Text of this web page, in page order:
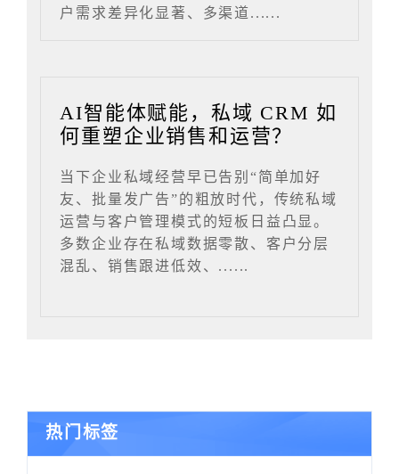
户需求差异化显著、多渠道......
AI智能体赋能，私域 CRM 如
何重塑企业销售和运营？
当下企业私域经营早已告别“简单加好
友、批量发广告”的粗放时代，传统私域
运营与客户管理模式的短板日益凸显。
多数企业存在私域数据零散、客户分层
混乱、销售跟进低效、......
热门标签